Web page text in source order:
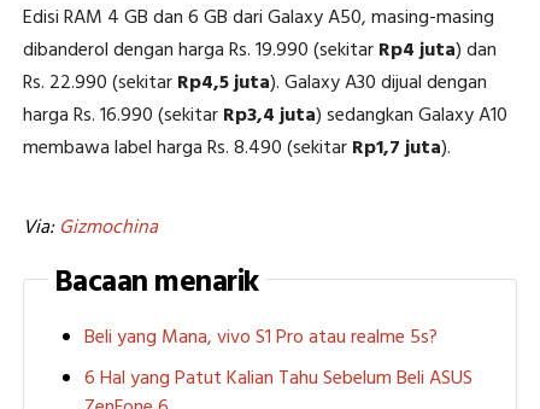
Edisi RAM 4 GB dan 6 GB dari Galaxy A50, masing-masing
dibanderol dengan harga Rs. 19.990 (sekitarRp4 juta) dan
Rs. 22.990 (sekitarRp4,5 juta). Galaxy A30 dijual dengan
harga Rs. 16.990 (sekitarRp3,4 juta) sedangkan Galaxy A10
membawa label harga Rs. 8.490 (sekitarRp1,7 juta).
Via:Gizmochina
Bacaan menarik
Beli yang Mana, vivo S1 Pro atau realme 5s?
6 Hal yang Patut Kalian Tahu Sebelum Beli ASUS